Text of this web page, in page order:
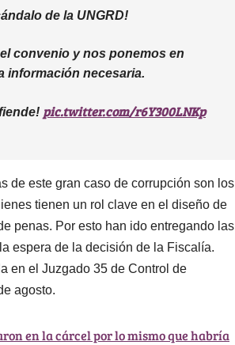
de la UNGRD!
convenio y nos ponemos en
información necesaria.
pic.twitter.com/r6Y300LNKp
de este gran caso de corrupción son los
tienen un rol clave en el diseño de
penas. Por esto han ido entregando las
espera de la decisión de la Fiscalía.
en el Juzgado 35 de Control de
agosto.
en la cárcel por lo mismo que habría